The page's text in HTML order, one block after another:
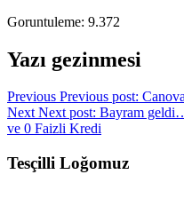
Goruntuleme: 9.372
Yazı gezinmesi
Previous Previous post:
Next Next post: Bayram
ve 0 Faizli Kredi
Tesçilli Loğomuz